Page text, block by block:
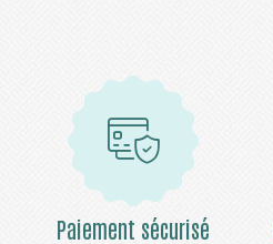
Paiement sécurisé